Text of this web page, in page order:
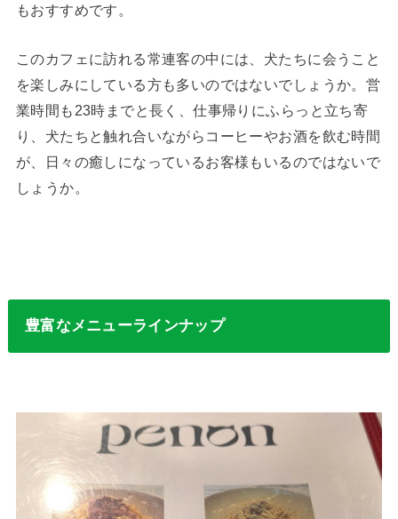
もおすすめです。
このカフェに訪れる常連客の中には、犬たちに会うこと
を楽しみにしている方も多いのではないでしょうか。営
業時間も23時までと長く、仕事帰りにふらっと立ち寄
り、犬たちと触れ合いながらコーヒーやお酒を飲む時間
が、日々の癒しになっているお客様もいるのではないで
しょうか。
豊富なメニューラインナップ